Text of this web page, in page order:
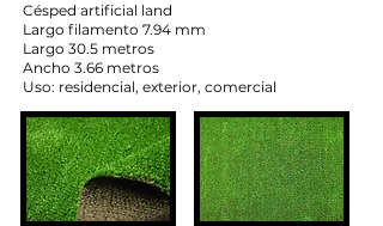
Césped artificial land
Largo filamento 7.94 mm
Largo 30.5 metros
Ancho 3.66 metros
Uso: residencial, exterior, comercial